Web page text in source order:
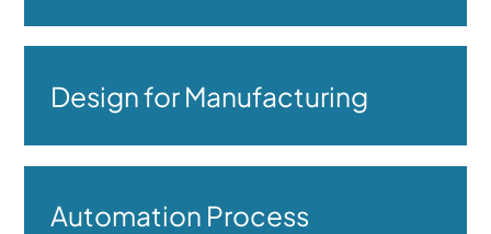
Design for Manufacturing
Automation Process